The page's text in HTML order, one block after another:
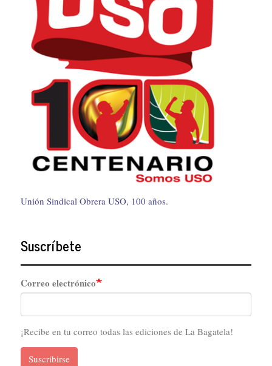
Unión Sindical Obrera USO, 100 años.
Suscríbete
Correo electrónico
¡Recibe en tu correo todas las ediciones de La Bagatela!
Suscribirse